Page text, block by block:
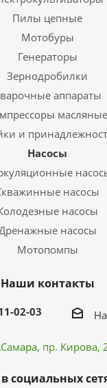
Пилы цепные
Мотобуры
Генераторы
Зернодробилки
аппараты
масляные
и
Насосы
насосы
насосы
насосы
Мотопомпы
Наши контакты
02-03
пр. Кирова,
социальных